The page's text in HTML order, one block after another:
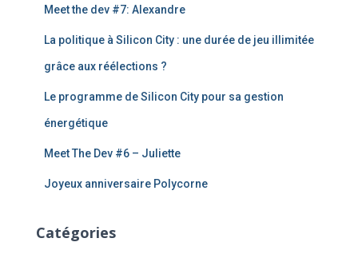
Meet the dev #7: Alexandre
La politique à Silicon City : une durée de jeu illimitée
grâce aux réélections ?
Le programme de Silicon City pour sa gestion
énergétique
Meet The Dev #6 – Juliette
Joyeux anniversaire Polycorne
Catégories